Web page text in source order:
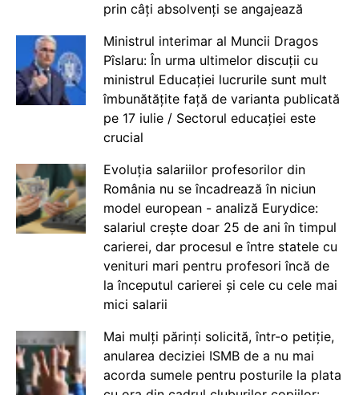
prin câți absolvenți se angajează
Ministrul interimar al Muncii Dragos
Pîslaru: În urma ultimelor discuții cu
ministrul Educației lucrurile sunt mult
îmbunătățite față de varianta publicată
pe 17 iulie / Sectorul educației este
crucial
Evoluția salariilor profesorilor din
România nu se încadrează în niciun
model european - analiză Eurydice:
salariul crește doar 25 de ani în timpul
carierei, dar procesul e între statele cu
venituri mari pentru profesori încă de
la începutul carierei și cele cu cele mai
mici salarii
Mai mulți părinți solicită, într-o petiție,
anularea deciziei ISMB de a nu mai
acorda sumele pentru posturile la plata